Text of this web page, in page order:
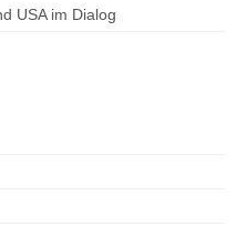
USA im Dialog